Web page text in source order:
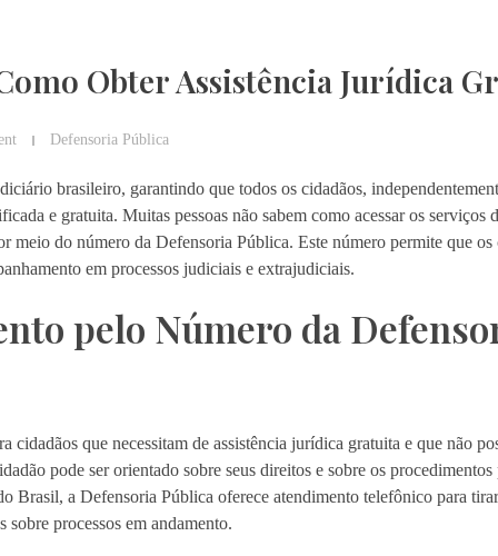
Obter Assistência Jurídica
Defensoria Pública
brasileiro, garantindo que todos os cidadãos,
e gratuita. Muitas pessoas não sabem como acessar os serviços
meio do número da Defensoria Pública. Este número permite que os
em processos judiciais e extrajudiciais.
pelo Número da
que necessitam de assistência jurídica gratuita e que não
pode ser orientado sobre seus direitos e sobre os procedimentos
Brasil, a Defensoria Pública oferece atendimento telefônico para
processos em andamento.